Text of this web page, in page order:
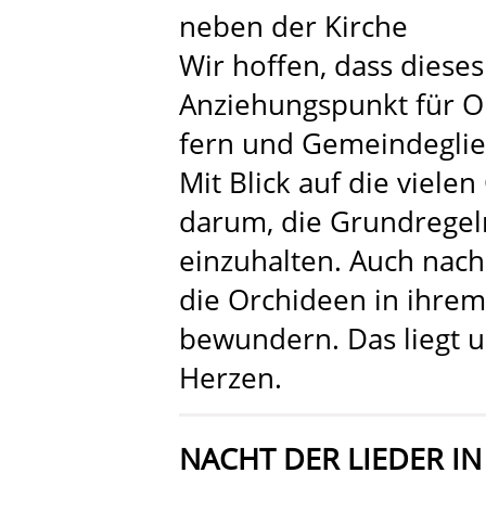
neben der Kirche
Wir hoffen, dass
Anziehungspunkt für
fern und
Mit Blick auf die
darum, die
einzuhalten. Auch
die Orchideen in
bewundern. Das liegt
Herzen.
NACHT DER LIEDER